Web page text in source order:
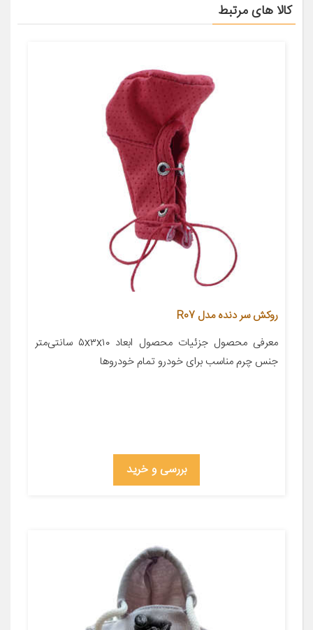
کالا های مرتبط
روکش سر دنده مدل R07
معرفی محصول جزئیات محصول ابعاد ۵x۳x۱۰ سانتی‌متر
جنس چرم مناسب برای خودرو تمام خودروها
بررسی و خرید